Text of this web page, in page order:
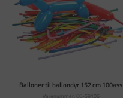
Balloner til ballondyr 152 cm 100ass
Varenummer: CC-59106